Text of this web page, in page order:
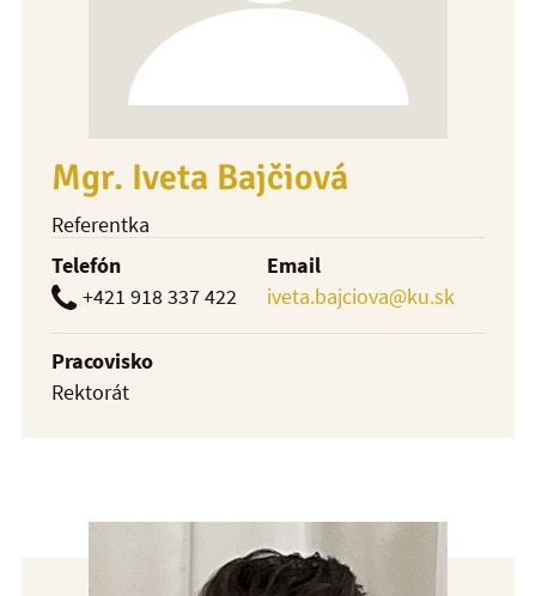
Mgr. Iveta Bajčiová
Referentka
Telefón
+421 918 337 422
Email
iveta.bajciova@ku.sk
Pracovisko
Rektorát